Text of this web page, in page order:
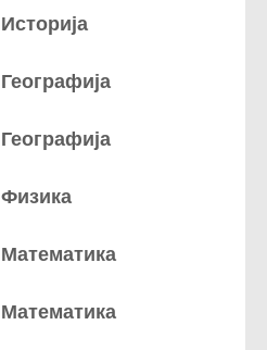
Историја
Географија
Географија
Физика
Математика
Математика